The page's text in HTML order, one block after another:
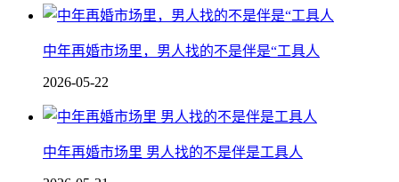
中年再婚市场里，男人找的不是伴是“工具人
2026-05-22
中年再婚市场里 男人找的不是伴是工具人